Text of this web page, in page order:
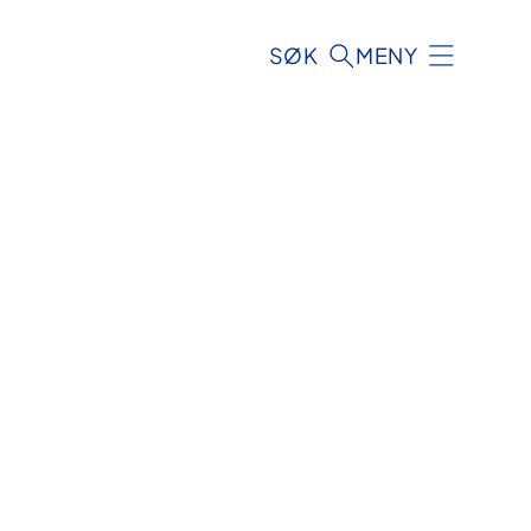
SØK MENY